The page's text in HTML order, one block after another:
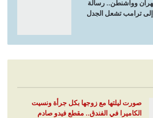
وواشنطن.. رسالة
إلى ترامب تشعل الجدل
صورت ليلتها مع زوجها بكل جرأة ونسيت
الكاميرا في الفندق.. مقطع فيدو صادم